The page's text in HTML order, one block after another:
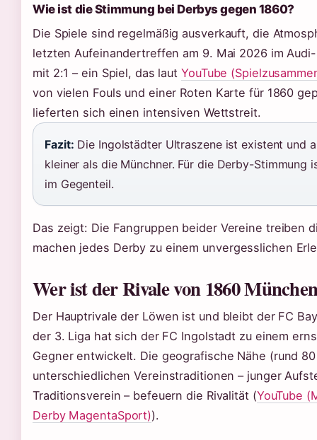
Wie ist die Stimmung bei Derbys gegen 1860?
Die Spiele sind regelmäßig ausverkauft, die
letzten Aufeinandertreffen am 9. Mai 2026 im
mit 2:1 – ein Spiel, das laut YouTube
von vielen Fouls und einer Roten Karte für 1860
lieferten sich einen intensiven Wettstreit.
Fazit: Die Ingolstädter Ultraszene ist existent und
kleiner als die Münchner. Für die Derby-Stimmung
im Gegenteil.
Das zeigt: Die Fangruppen beider Vereine treiben
machen jedes Derby zu einem unvergesslichen
Wer ist der Rivale von 1860
Der Hauptrivale der Löwen ist und bleibt der FC
der 3. Liga hat sich der FC Ingolstadt zu einem
Gegner entwickelt. Die geografische Nähe (rund
unterschiedlichen Vereinstraditionen – junger
Traditionsverein – befeuern die Rivalität (YouTube
Derby MagentaSport)).